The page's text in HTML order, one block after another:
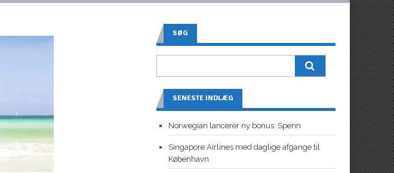
SØG
SENESTE INDLÆG
Norwegian lancerer ny bonus: Spenn
Singapore Airlines med daglige afgange til
København